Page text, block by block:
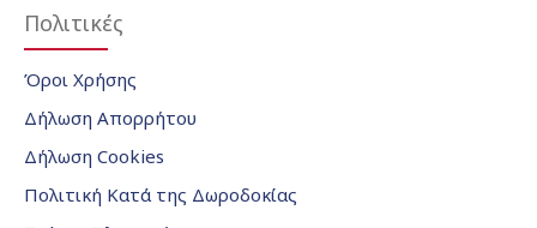
Πολιτικές
Όροι Χρήσης
Δήλωση Απορρήτου
Δήλωση Cookies
Πολιτική Κατά της Δωροδοκίας